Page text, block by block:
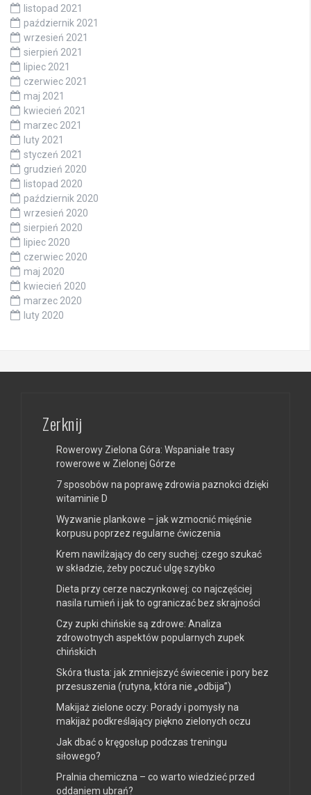
listopad 2021
październik 2021
wrzesień 2021
sierpień 2021
lipiec 2021
czerwiec 2021
maj 2021
kwiecień 2021
marzec 2021
luty 2021
styczeń 2021
grudzień 2020
listopad 2020
październik 2020
wrzesień 2020
sierpień 2020
lipiec 2020
czerwiec 2020
maj 2020
kwiecień 2020
marzec 2020
luty 2020
Zerknij
Rowerowy Zielona Góra: Wspaniałe trasy
rowerowe w Zielonej Górze
7 sposobów na poprawę zdrowia paznokci dzięki
witaminie D
Wyzwanie plankowe – jak wzmocnić mięśnie
korpusu poprzez regularne ćwiczenia
Krem nawilżający do cery suchej: czego szukać
w składzie, żeby poczuć ulgę szybko
Dieta przy cerze naczynkowej: co najczęściej
nasila rumień i jak to ograniczać bez skrajności
Czy zupki chińskie są zdrowe: Analiza
zdrowotnych aspektów popularnych zupek
chińskich
Skóra tłusta: jak zmniejszyć świecenie i pory bez
przesuszenia (rutyna, która nie „odbija”)
Makijaż zielone oczy: Porady i pomysły na
makijaż podkreślający piękno zielonych oczu
Jak dbać o kręgosłup podczas treningu
siłowego?
Pralnia chemiczna – co warto wiedzieć przed
oddaniem ubrań?